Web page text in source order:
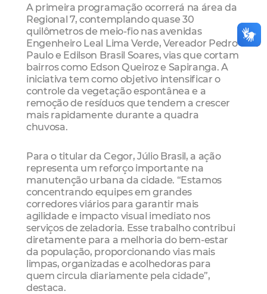
A primeira programação ocorrerá na área da
Regional 7, contemplando quase 30
quilômetros de meio-fio nas avenidas
Engenheiro Leal Lima Verde, Vereador Pedro
Paulo e Edilson Brasil Soares, vias que cortam
bairros como Edson Queiroz e Sapiranga. A
iniciativa tem como objetivo intensificar o
controle da vegetação espontânea e a
remoção de resíduos que tendem a crescer
mais rapidamente durante a quadra
chuvosa.
Para o titular da Cegor, Júlio Brasil, a ação
representa um reforço importante na
manutenção urbana da cidade. “Estamos
concentrando equipes em grandes
corredores viários para garantir mais
agilidade e impacto visual imediato nos
serviços de zeladoria. Esse trabalho contribui
diretamente para a melhoria do bem-estar
da população, proporcionando vias mais
limpas, organizadas e acolhedoras para
quem circula diariamente pela cidade”,
destaca.